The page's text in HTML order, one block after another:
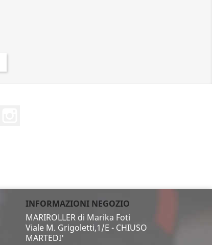
INFORMAZIONI NEGOZIO
MARIROLLER di Marika Foti
Viale M. Grigoletti,1/E - CHIUSO
MARTEDI'